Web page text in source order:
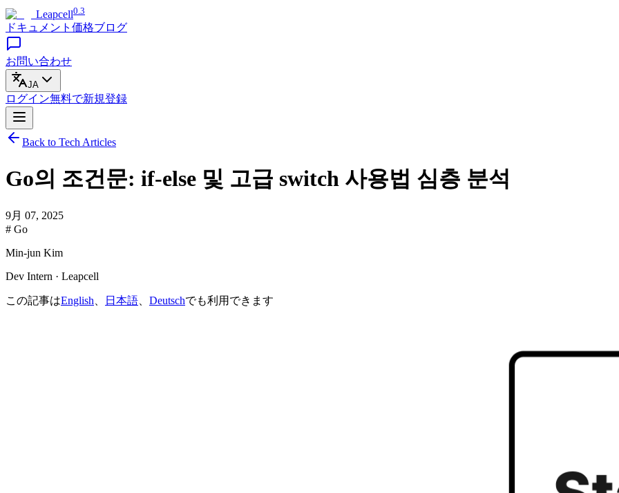
Leapcell0.3
ドキュメント 価格ブログ
お問い合わせ
JA
ログイン無料で新規登録
Back to Tech Articles
Go의 조건문: if-else 및 고급 switch 사용법 심층 분석
9月 07, 2025
# Go
Min-jun Kim
Dev Intern · Leapcell
この記事はEnglish 日本語 Deutschでも利用できます